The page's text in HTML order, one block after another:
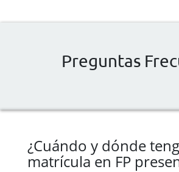
Preguntas
¿Cuándo y dónde
matrícula en FP